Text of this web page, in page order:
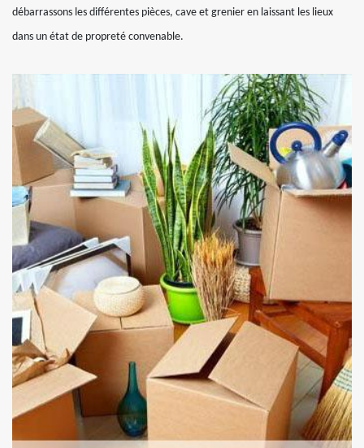
débarrassons les différentes pièces, cave et grenier en laissant les lieux
dans un état de propreté convenable.